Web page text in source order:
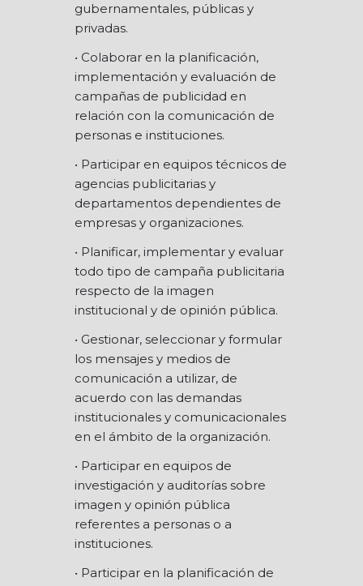
gubernamentales, públicas y
privadas.
• Colaborar en la planificación,
implementación y evaluación de
campañas de publicidad en
relación con la comunicación de
personas e instituciones.
• Participar en equipos técnicos de
agencias publicitarias y
departamentos dependientes de
empresas y organizaciones.
• Planificar, implementar y evaluar
todo tipo de campaña publicitaria
respecto de la imagen
institucional y de opinión pública.
• Gestionar, seleccionar y formular
los mensajes y medios de
comunicación a utilizar, de
acuerdo con las demandas
institucionales y comunicacionales
en el ámbito de la organización.
• Participar en equipos de
investigación y auditorías sobre
imagen y opinión pública
referentes a personas o a
instituciones.
• Participar en la planificación de